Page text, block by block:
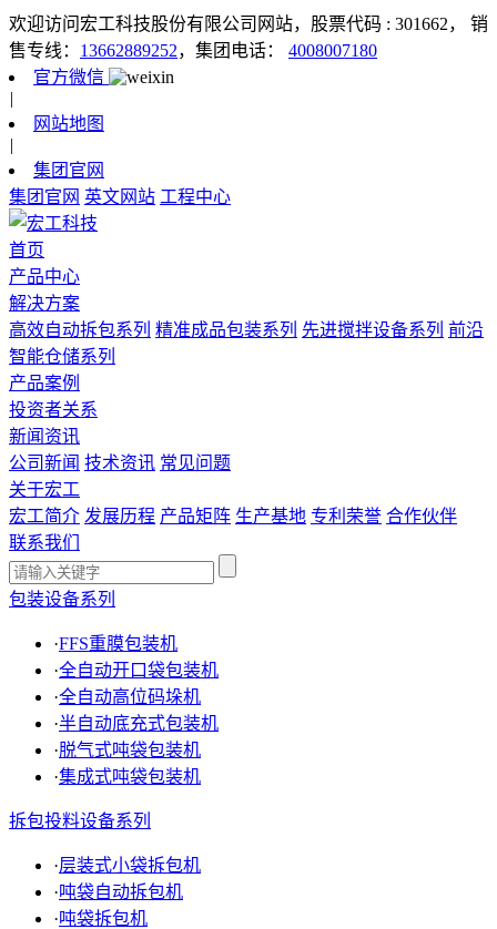
欢迎访问宏工科技股份有限公司网站，股票代码 : 301662，
销
售专线： 13662889252，集团电话： 4008007180
官方微信
|
网站地图
|
集团官网
集团官网 英文网站 工程中心
首页
产品中心
解决方案
高效自动拆包系列 精准成品包装系列 先进搅拌设备系列 前沿
智能仓储系列
产品案例
投资者关系
新闻资讯
公司新闻 技术资讯 常见问题
关于宏工
宏工简介 发展历程 产品矩阵 生产基地 专利荣誉 合作伙伴
联系我们
包装设备系列
·FFS重膜包装机
·全自动开口袋包装机
·全自动高位码垛机
·半自动底充式包装机
·脱气式吨袋包装机
·集成式吨袋包装机
拆包投料设备系列
·层装式小袋拆包机
·吨袋自动拆包机
·吨袋拆包机